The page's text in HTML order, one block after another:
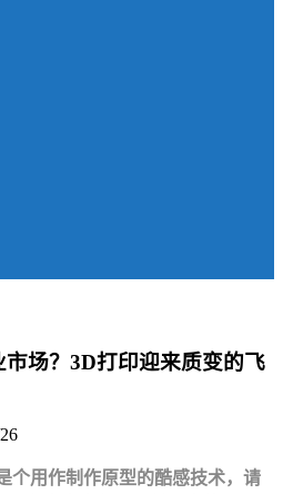
场？3D打印迎来质变的飞
个用作制作原型的酷感技术，请